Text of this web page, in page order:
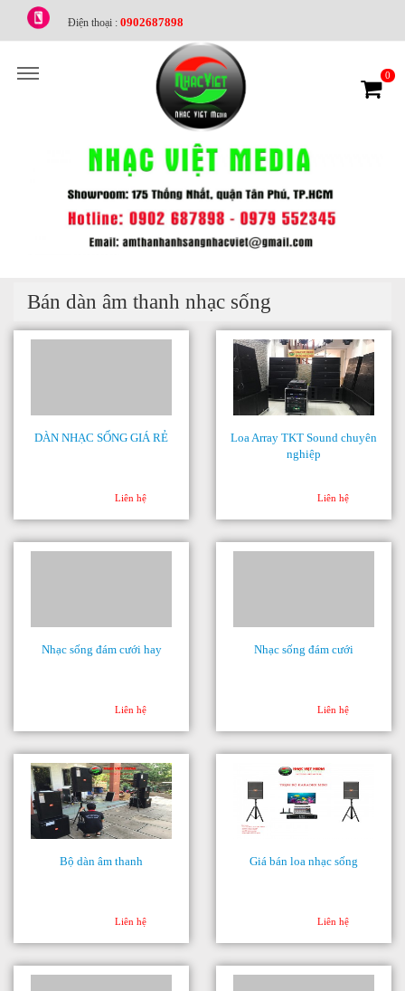
Điện thoại : 0902687898
0
Bán dàn âm thanh nhạc sống
DÀN NHẠC SỐNG GIÁ RẺ
Liên hệ
Loa Array TKT Sound chuyên
nghiệp
Liên hệ
Nhạc sống đám cưới hay
Liên hệ
Nhạc sống đám cưới
Liên hệ
Bộ dàn âm thanh
Liên hệ
Giá bán loa nhạc sống
Liên hệ